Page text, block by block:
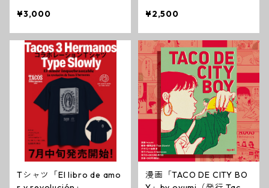
¥3,000 ¥2,500
Tシャツ「El libro de amo
漫画「TACO DE CITY BO